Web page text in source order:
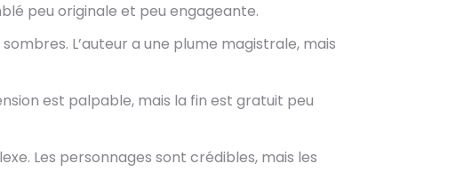
peu originale et peu engageante.
L’auteur a une plume magistrale, mais
est palpable, mais la fin est gratuit peu
Les personnages sont crédibles, mais les